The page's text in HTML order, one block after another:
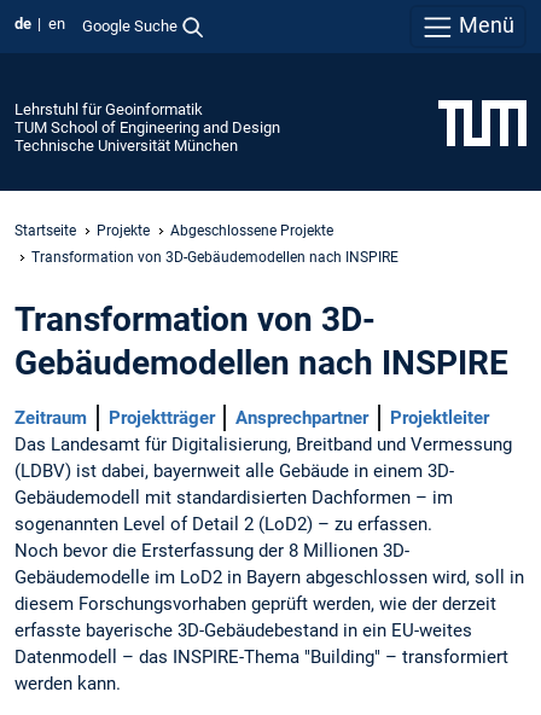
de en Google Suche Menü
Lehrstuhl für Geoinformatik
TUM School of Engineering and Design
Technische Universität München
Startseite Projekte
Abgeschlossene Projekte
Transformation von 3D-Gebäudemodellen nach INSPIRE
Transformation von 3D-
Gebäudemodellen nach INSPIRE
Zeitraum Projektträger Ansprechpartner
Projektleiter
Das Landesamt für Digitalisierung, Breitband und Vermessung
(LDBV) ist dabei, bayernweit alle Gebäude in einem 3D-
Gebäudemodell mit standardisierten Dachformen – im
sogenannten Level of Detail 2 (LoD2) – zu erfassen.
Noch bevor die Ersterfassung der 8 Millionen 3D-
Gebäudemodelle im LoD2 in Bayern abgeschlossen wird, soll in
diesem Forschungsvorhaben geprüft werden, wie der derzeit
erfasste bayerische 3D-Gebäudebestand in ein EU-weites
Datenmodell – das INSPIRE-Thema "Building" – transformiert
werden kann.